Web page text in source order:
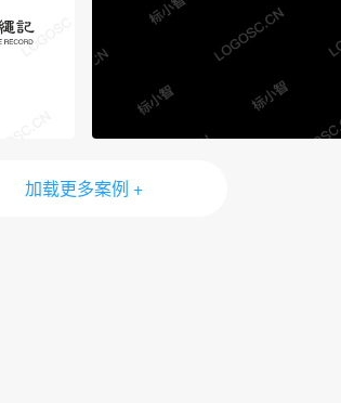
加载更多案例 +